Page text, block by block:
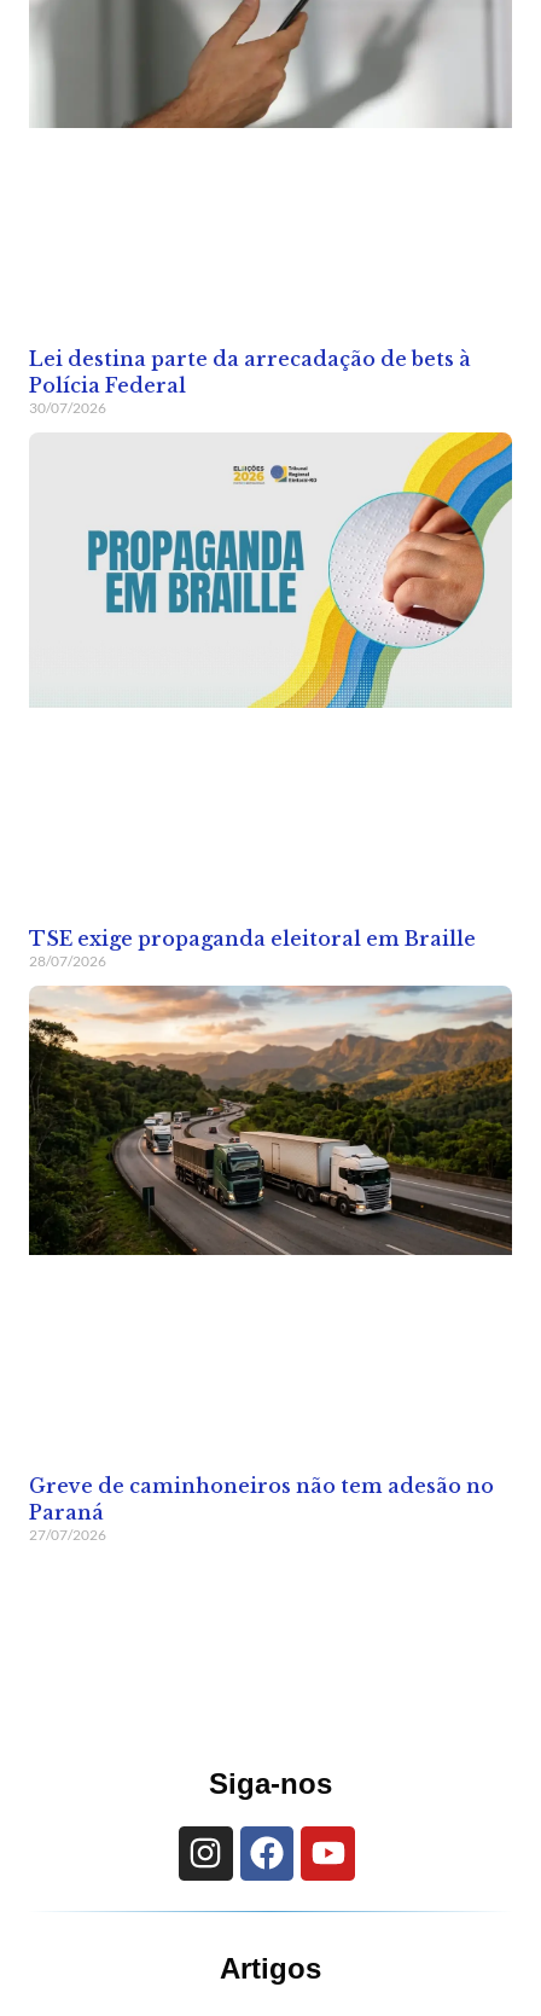
Lei destina parte da arrecadação de bets à
Polícia Federal
30/07/2026
TSE exige propaganda eleitoral em Braille
28/07/2026
Greve de caminhoneiros não tem adesão no
Paraná
27/07/2026
Siga-nos
Artigos